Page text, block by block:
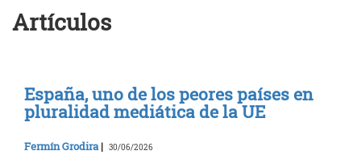
Artículos
España, uno de los peores países en
pluralidad mediática de la UE
Fermín Grodira | 30/06/2026